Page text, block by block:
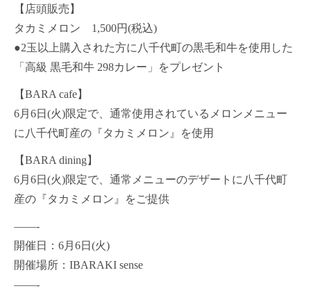
【店頭販売】
タカミメロン 1,500円(税込)
●2玉以上購入された方に八千代町の黒毛和牛を使用した
「高級 黒毛和牛 298カレー」をプレゼント
【BARA cafe】
6月6日(火)限定で、通常使用されているメロンメニュー
に八千代町産の『タカミメロン』を使用
【BARA dining】
6月6日(火)限定で、通常メニューのデザートに八千代町
産の『タカミメロン』をご提供
——-
開催日：6月6日(火)
開催場所：IBARAKI sense
——-